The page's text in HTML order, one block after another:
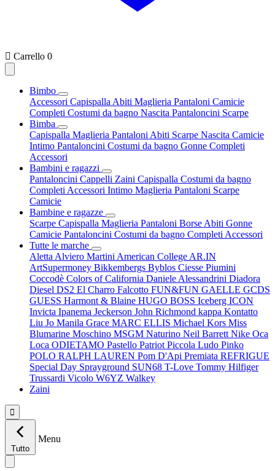
 Carrello 0
Bimbo
Accessori Capispalla Abiti Maglieria Pantaloni Camicie
Completi Costumi da bagno Nascita Pantaloncini Scarpe
Bimba
Capispalla Maglieria Pantaloni Abiti Scarpe Nascita Camicie
Intimo Pantaloncini Costumi da bagno Gonne Completi
Accessori
Bambini e ragazzi
Pantaloncini Cappelli Zaini Capispalla Costumi da bagno
Completi Accessori Intimo Maglieria Pantaloni Scarpe
Camicie
Bambine e ragazze
Scarpe Capispalla Maglieria Pantaloni Borse Abiti Gonne
Camicie Pantaloncini Costumi da bagno Completi Accessori
Tutte le marche
Aletta Alviero Martini American College AR.IN
ArtSupermoney Bikkembergs Byblos Ciesse Piumini
Coccodè Colors of California Daniele Alessandrini Diadora
Diesel DS2 El Charro Falcotto FUN&FUN GAELLE GCDS
GUESS Harmont & Blaine HUGO BOSS Iceberg ICON
Invicta Ipanema Jeckerson John Richmond kappa Kontatto
Liu Jo Manila Grace MARC ELLIS Michael Kors Miss
Blumarine Moschino MSGM Naturino Neil Barrett Nike Oca
Loca ODIETAMO Pastello Patriot Piccola Ludo Pinko
POLO RALPH LAUREN Pom D'Api Premiata REFRIGUE
Special Day Sprayground SUN68 T-Love Tommy Hilfiger
Trussardi Vicolo W6YZ Walkey
Zaini

Tutto
Menu